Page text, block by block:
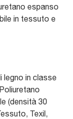
espanso
in tessuto e
legno in classe
(densità 30
Texil,